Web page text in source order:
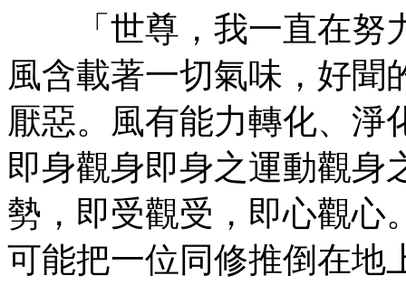
「世尊，我一直在努
風含載著一切氣味，好聞
厭惡。風有能力轉化、淨
即身觀身即身之運動觀身
勢，即受觀受，即心觀心
可能把一位同修推倒在地